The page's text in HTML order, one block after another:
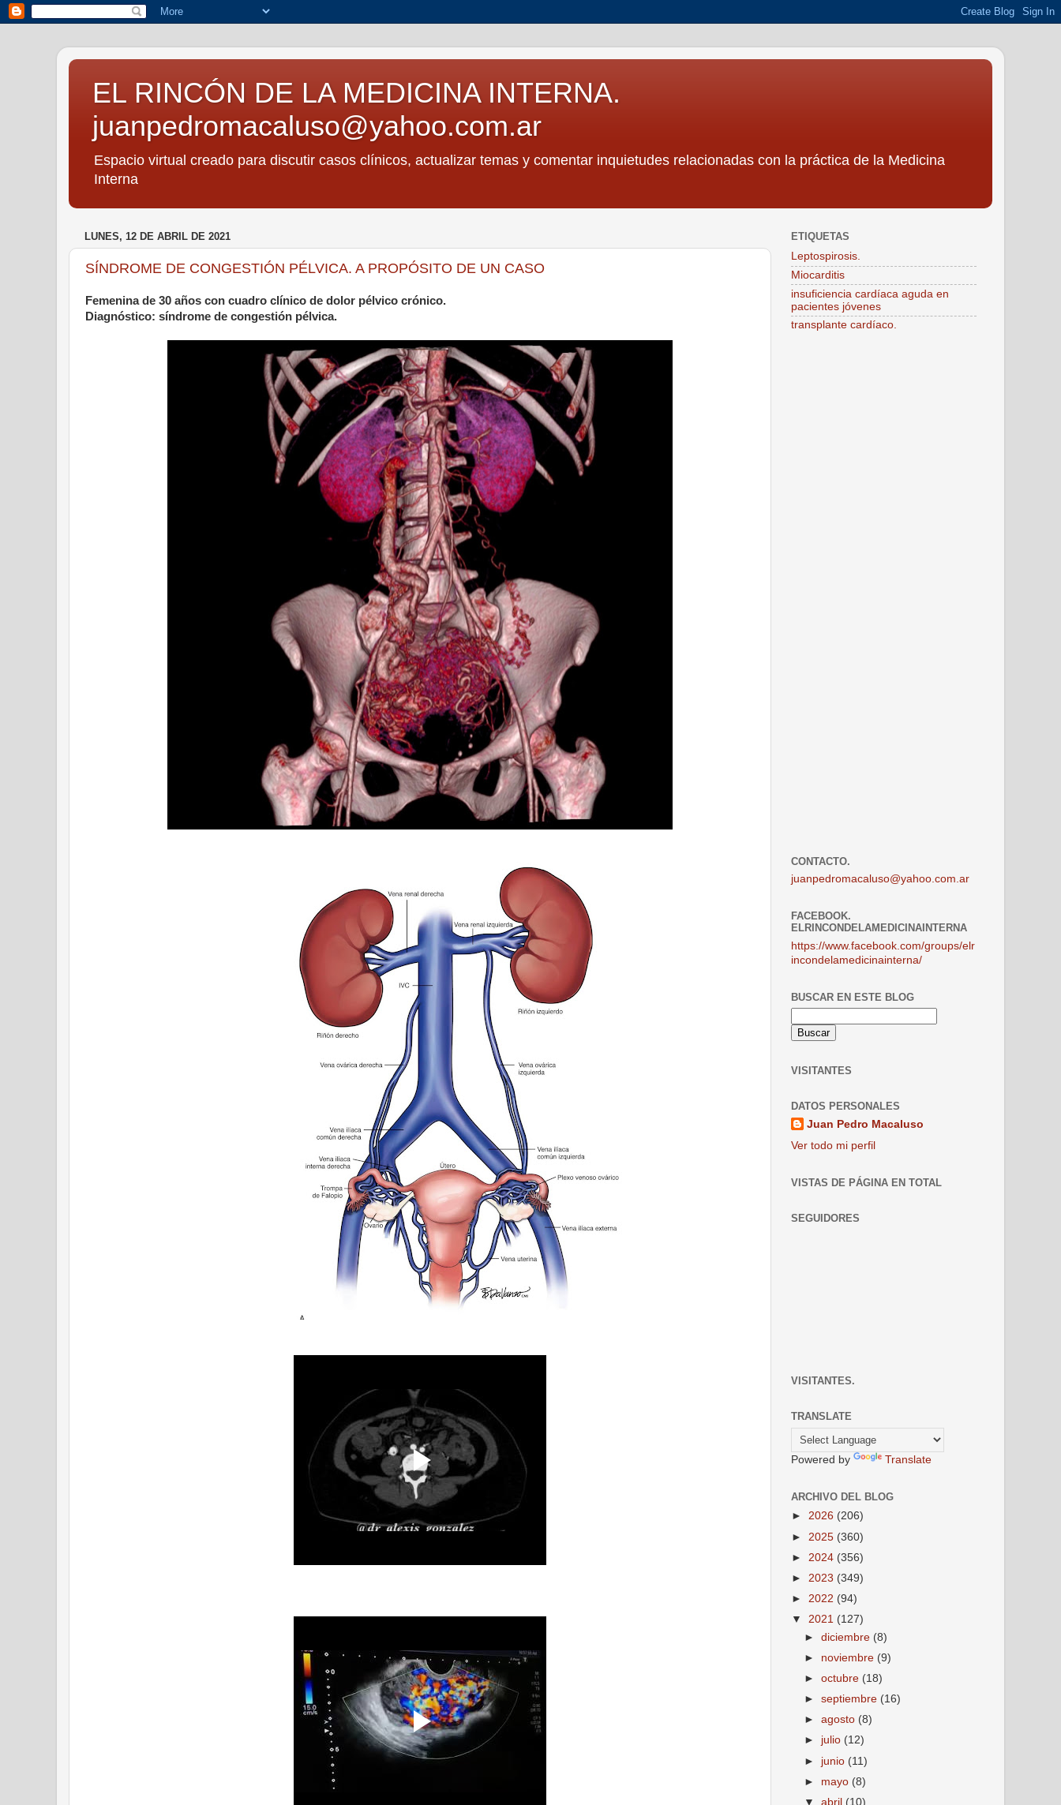
EL RINCÓN DE LA MEDICINA INTERNA.
juanpedromacaluso@yahoo.com.ar
Espacio virtual creado para discutir casos clínicos, actualizar temas y comentar inquietudes relacionadas con la práctica de la Medicina
Interna
LUNES, 12 DE ABRIL DE 2021
SÍNDROME DE CONGESTIÓN PÉLVICA. A PROPÓSITO DE UN CASO
Femenina de 30 años con cuadro clínico de dolor pélvico crónico.
Diagnóstico: síndrome de congestión pélvica.
ETIQUETAS
Leptospirosis.
Miocarditis
insuficiencia cardíaca aguda en
pacientes jóvenes
transplante cardíaco.
CONTACTO.
juanpedromacaluso@yahoo.com.ar
FACEBOOK.
ELRINCONDELAMEDICINAINTERNA
https://www.facebook.com/groups/elr
incondelamedicinainterna/
BUSCAR EN ESTE BLOG
VISITANTES
DATOS PERSONALES
Juan Pedro Macaluso
Ver todo mi perfil
VISTAS DE PÁGINA EN TOTAL
SEGUIDORES
VISITANTES.
TRANSLATE
Powered by Translate
ARCHIVO DEL BLOG
► 2026 (206)
► 2025 (360)
► 2024 (356)
► 2023 (349)
► 2022 (94)
▼ 2021 (127)
►diciembre (8)
► noviembre (9)
►octubre (18)
►septiembre (16)
►agosto (8)
► julio (12)
► junio (11)
► mayo (8)
▼abril (10)